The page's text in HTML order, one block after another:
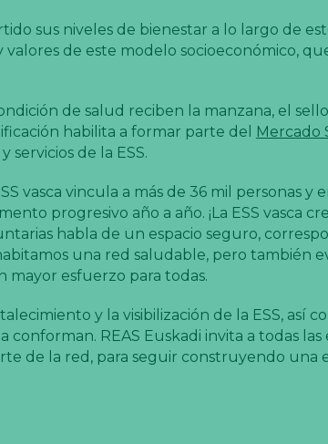
sus niveles de bienestar a lo largo de
de este modelo socioeconómico,
de salud reciben la manzana, el
habilita a formar parte del
Mercado
de la ESS.
vasca vincula a más de 36 mil personas y
progresivo año a año. ¡La ESS vasca
habla de un espacio seguro,
una red saludable, pero también
mayor esfuerzo para todas.
y la visibilización de la ESS, así
REAS Euskadi invita a todas las
de la red, para seguir construyendo una